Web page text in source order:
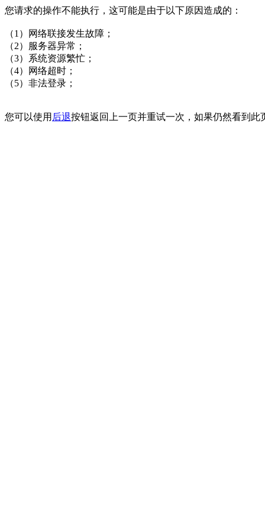
您请求的操作不能执行，这可能是由于以下原因造成的：
（1）网络联接发生故障；
（2）服务器异常；
（3）系统资源繁忙；
（4）网络超时；
（5）非法登录；
您可以使用 后退按钮返回上一页并重试一次，如果仍然看到此